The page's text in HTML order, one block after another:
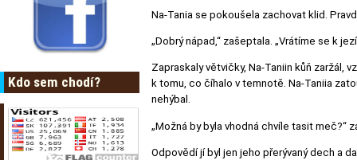
Kdo sem chodí?
Na-Tania se pokoušela zachovat klid.
„Dobrý nápad,“ zašeptala. „Vrátíme se k
Zapraskaly větvičky, Na-Taniin kůň zaržál,
k tomu, co číhalo v temnotě. Na-Taniia
nehýbal.
„Možná by byla vhodná chvíle tasit meč?“
Odpovědí jí byl jen jeho přerývaný dech a